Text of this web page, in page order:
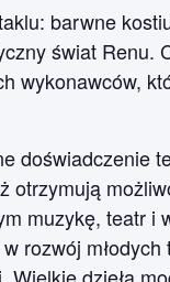
barwne
świat Renu.
wykonawców,
doświadczenie
otrzymują
muzykę, teatr i
rozwój